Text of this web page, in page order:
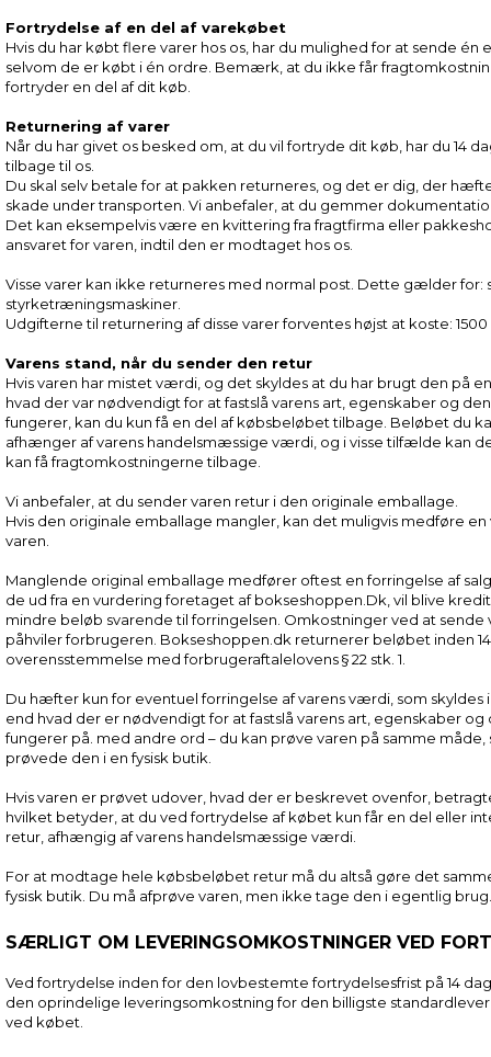
Fortrydelse af en del af varekøbet
Hvis du har købt flere varer hos os, har du mulighed for at sende én
selvom de er købt i én ordre. Bemærk, at du ikke får
fortryder en del af dit køb.
Returnering af varer
Når du har givet os besked om, at du vil fortryde dit køb, har du 14
tilbage til os.
Du skal selv betale for at pakken returneres, og det er dig, der
skade under transporten. Vi anbefaler, at du gemmer
Det kan eksempelvis være en kvittering fra fragtfirma eller
ansvaret for varen, indtil den er modtaget hos os.
Visse varer kan ikke returneres med normal post. Dette gælder for:
styrketræningsmaskiner.
Udgifterne til returnering af disse varer forventes højst at koste:
Varens stand, når du sender den retur
Hvis varen har mistet værdi, og det skyldes at du har brugt den på
hvad der var nødvendigt for at fastslå varens art, egenskaber og
fungerer, kan du kun få en del af købsbeløbet tilbage. Beløbet du
afhænger af varens handelsmæssige værdi, og i visse tilfælde kan
kan få fragtomkostningerne tilbage.
Vi anbefaler, at du sender varen retur i den originale emballage.
Hvis den originale emballage mangler, kan det muligvis medføre
varen.
Manglende original emballage medfører oftest en forringelse af
de ud fra en vurdering foretaget af bokseshoppen.Dk, vil blive
mindre beløb svarende til forringelsen. Omkostninger ved at sende
påhviler forbrugeren. Bokseshoppen.dk returnerer beløbet inden
overensstemmelse med forbrugeraftalelovens § 22 stk. 1.
Du hæfter kun for eventuel forringelse af varens værdi, som skyldes
end hvad der er nødvendigt for at fastslå varens art, egenskaber og
fungerer på. med andre ord – du kan prøve varen på samme måde,
prøvede den i en fysisk butik.
Hvis varen er prøvet udover, hvad der er beskrevet ovenfor,
hvilket betyder, at du ved fortrydelse af købet kun får en del eller
retur, afhængig af varens handelsmæssige værdi.
For at modtage hele købsbeløbet retur må du altså gøre det
fysisk butik. Du må afprøve varen, men ikke tage den i egentlig brug.
SÆRLIGT OM LEVERINGSOMKOSTNINGER VED
Ved fortrydelse inden for den lovbestemte fortrydelsesfrist på 14
den oprindelige leveringsomkostning for den billigste
ved købet.